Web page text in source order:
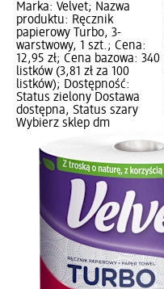
Marka: Velvet; Nazwa
produktu: Ręcznik
papierowy Turbo, 3-
warstwowy, 1 szt.; Cena:
12,95 zł; Cena bazowa: 340
listków (3,81 zł za 100
listków); Dostępność:
Status zielony Dostawa
dostępna, Status szary
Wybierz sklep dm